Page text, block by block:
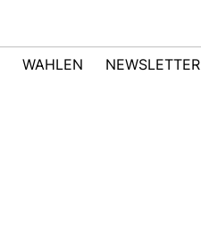
WAHLEN
NEWSLETTER